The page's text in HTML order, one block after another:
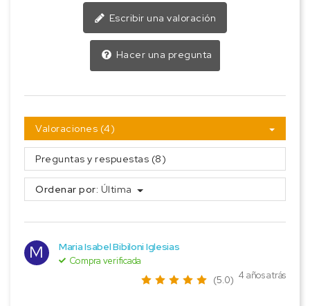
Escribir una valoración
Hacer una pregunta
Valoraciones (4)
Preguntas y respuestas (8)
Ordenar por: Última
M Maria Isabel Bibiloni Iglesias
Compra verificada
(5.0) 4 años atrás